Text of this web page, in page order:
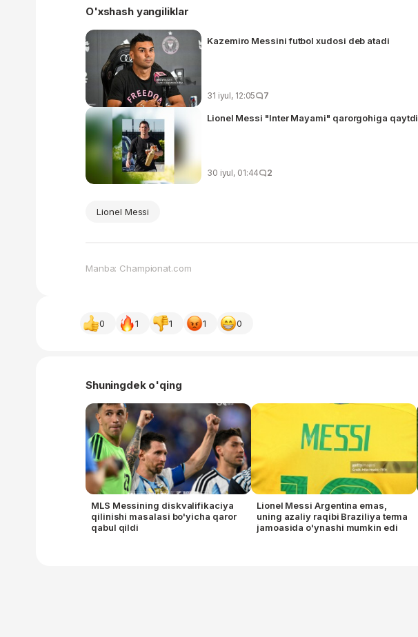
O'xshash yangiliklar
Kazemiro Messini futbol xudosi deb atadi
31 iyul, 12:05 7
Lionel Messi "Inter Mayami" qarorgohiga qaytdi
30 iyul, 01:44 2
Lionel Messi
Manba: Championat.com
0 1 1 1 0
Shuningdek o'qing
MLS Messining diskvalifikaciya
qilinishi masalasi bo'yicha qaror
qabul qildi
Lionel Messi Argentina emas,
uning azaliy raqibi Braziliya terma
jamoasida o'ynashi mumkin edi